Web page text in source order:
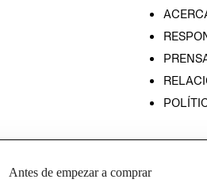
Antes de empezar a comprar